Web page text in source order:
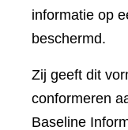
informatie op
beschermd.
Zij geeft dit
conformeren
Baseline